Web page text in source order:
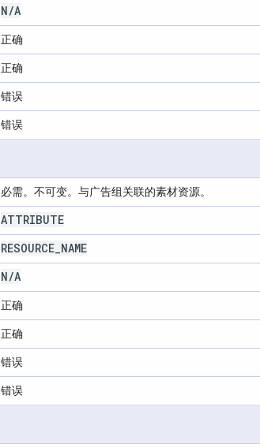
N/A
正确
正确
错误
错误
必需。不可变。与广告组关联的素材资源。
ATTRIBUTE
RESOURCE NAME
N/A
正确
正确
错误
错误